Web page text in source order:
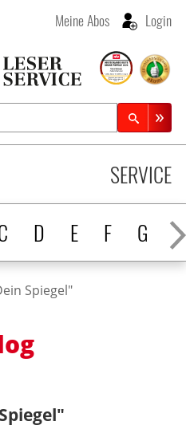
Meine Abos Login
D E F G H
SERVICE
Spiegel"